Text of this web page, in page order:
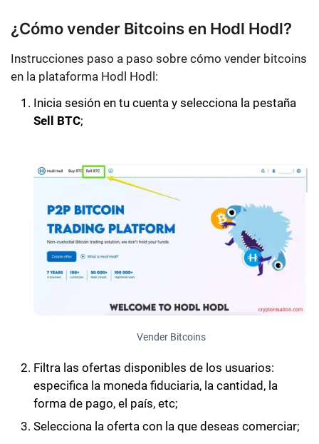
¿Cómo vender Bitcoins en Hodl Hodl?
Instrucciones paso a paso sobre cómo vender bitcoins
en la plataforma Hodl Hodl:
Inicia sesión en tu cuenta y selecciona la pestaña
Sell BTC;
Vender Bitcoins
Filtra las ofertas disponibles de los usuarios:
especifica la moneda fiduciaria, la cantidad, la
forma de pago, el país, etc;
Selecciona la oferta con la que deseas comerciar;